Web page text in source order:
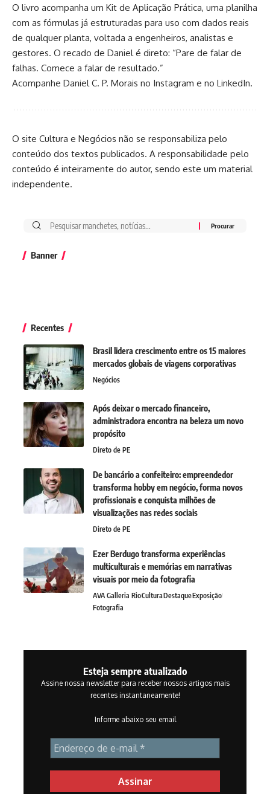
O livro acompanha um Kit de Aplicação Prática, uma planilha
com as fórmulas já estruturadas para uso com dados reais
de qualquer planta, voltada a engenheiros, analistas e
gestores. O recado de Daniel é direto: “Pare de falar de
falhas. Comece a falar de resultado.”
Acompanhe Daniel C. P. Morais no Instagram e no LinkedIn.
O site Cultura e Negócios não se responsabiliza pelo
conteúdo dos textos publicados. A responsabilidade pelo
conteúdo é inteiramente do autor, sendo este um material
independente.
Banner
Recentes
Brasil lidera crescimento entre os 15 maiores
mercados globais de viagens corporativas
Negócios
Após deixar o mercado financeiro,
administradora encontra na beleza um novo
propósito
Direto de PE
De bancário a confeiteiro: empreendedor
transforma hobby em negócio, forma novos
profissionais e conquista milhões de
visualizações nas redes sociais
Direto de PE
Ezer Berdugo transforma experiências
multiculturais e memórias em narrativas
visuais por meio da fotografia
AVA Galleria RioCulturaDestaqueExposição
Fotografia
Esteja sempre atualizado
Assine nossa newsletter para receber nossos artigos mais
recentes instantaneamente!
Informe abaixo seu email